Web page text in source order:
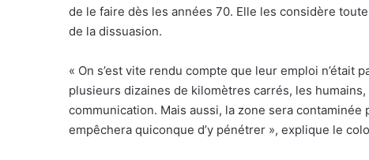
de le faire dès les années 70. Elle les considère
de la dissuasion.
« On s’est vite rendu compte que leur emploi
plusieurs dizaines de kilomètres carrés, les
communication. Mais aussi, la zone sera
empêchera quiconque d’y pénétrer », explique le